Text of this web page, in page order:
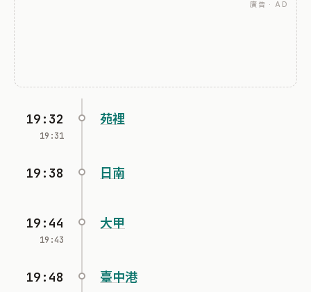
廣告 · AD
19:32
19:31
苑裡
19:38 日南
19:44
19:43
大甲
19:48 臺中港